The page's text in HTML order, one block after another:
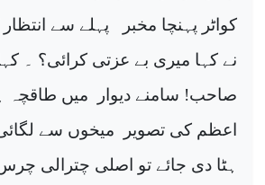
کواٹر پہنچا مخبر
پہلے سے
نے کہا میری بے عزتی کرائی؟ ۔
صاحب! سامنے دیوار
میں طاقچہ
اعظم کی تصویر
میخوں سے
ہٹا دی جائے تو اصلی چترالی